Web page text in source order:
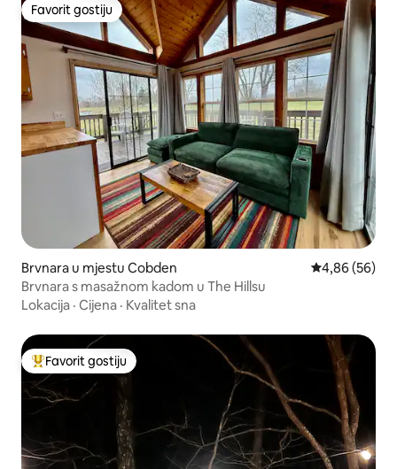
Favorit gostiju
Favorit gostiju
Brvnara u mjestu Cobden Prosječna
4,86 (56)
Brvnara s masažnom kadom u The Hillsu
Lokacija · Cijena · Kvalitet sna
Glavni favorit gostiju
Favorit gostiju